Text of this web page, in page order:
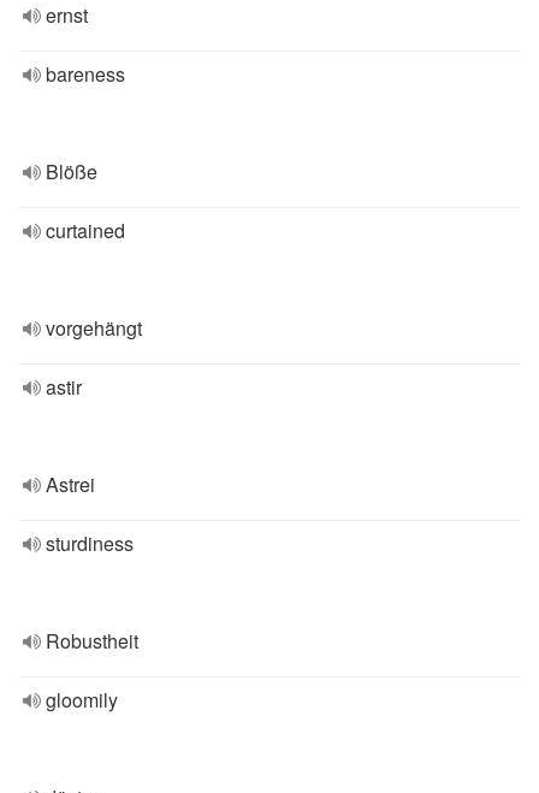
ernst
bareness
Blöße
curtained
vorgehängt
astir
Astrei
sturdiness
Robustheit
gloomily